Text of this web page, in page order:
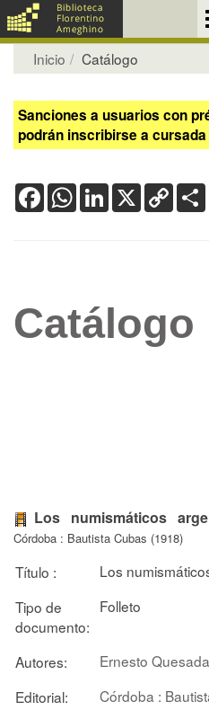
Inicio Catálogo
Sanciones a usuarios con
podrán inscribirse a
FacebookWhatsApp
LinkedIn
X Copy
Link
Catálogo
Los numismáticos
Córdoba : Bautista Cubas (1918)
Título :
Los
Tipo de
documento:
Folleto
Autores: Ernesto Quesada
Editorial:
Córdoba :